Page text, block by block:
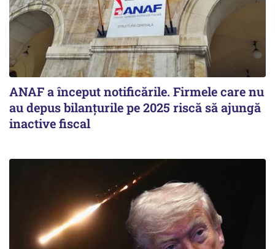
ANAF a început notificările. Firmele care nu
au depus bilanțurile pe 2025 riscă să ajungă
inactive fiscal